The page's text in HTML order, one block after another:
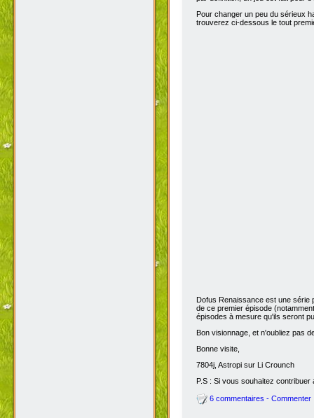
Pour changer un peu du sérieux
trouverez ci-dessous le tout
Dofus Renaissance est une série
de ce premier épisode
épisodes à mesure qu'ils seront
Bon visionnage, et n'oubliez pas
Bonne visite,
7804j, Astropi sur Li Crounch
P.S : Si vous souhaitez
6 commentaires - Commenter